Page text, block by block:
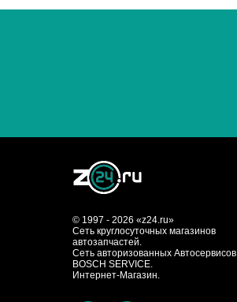
© 1997 - 2026 «z24.ru»
Cеть круглосуточных магазинов
автозапчастей.
Сеть авторизованных Автосервисов
BOSCH SERVICE.
Интернет-Магазин.